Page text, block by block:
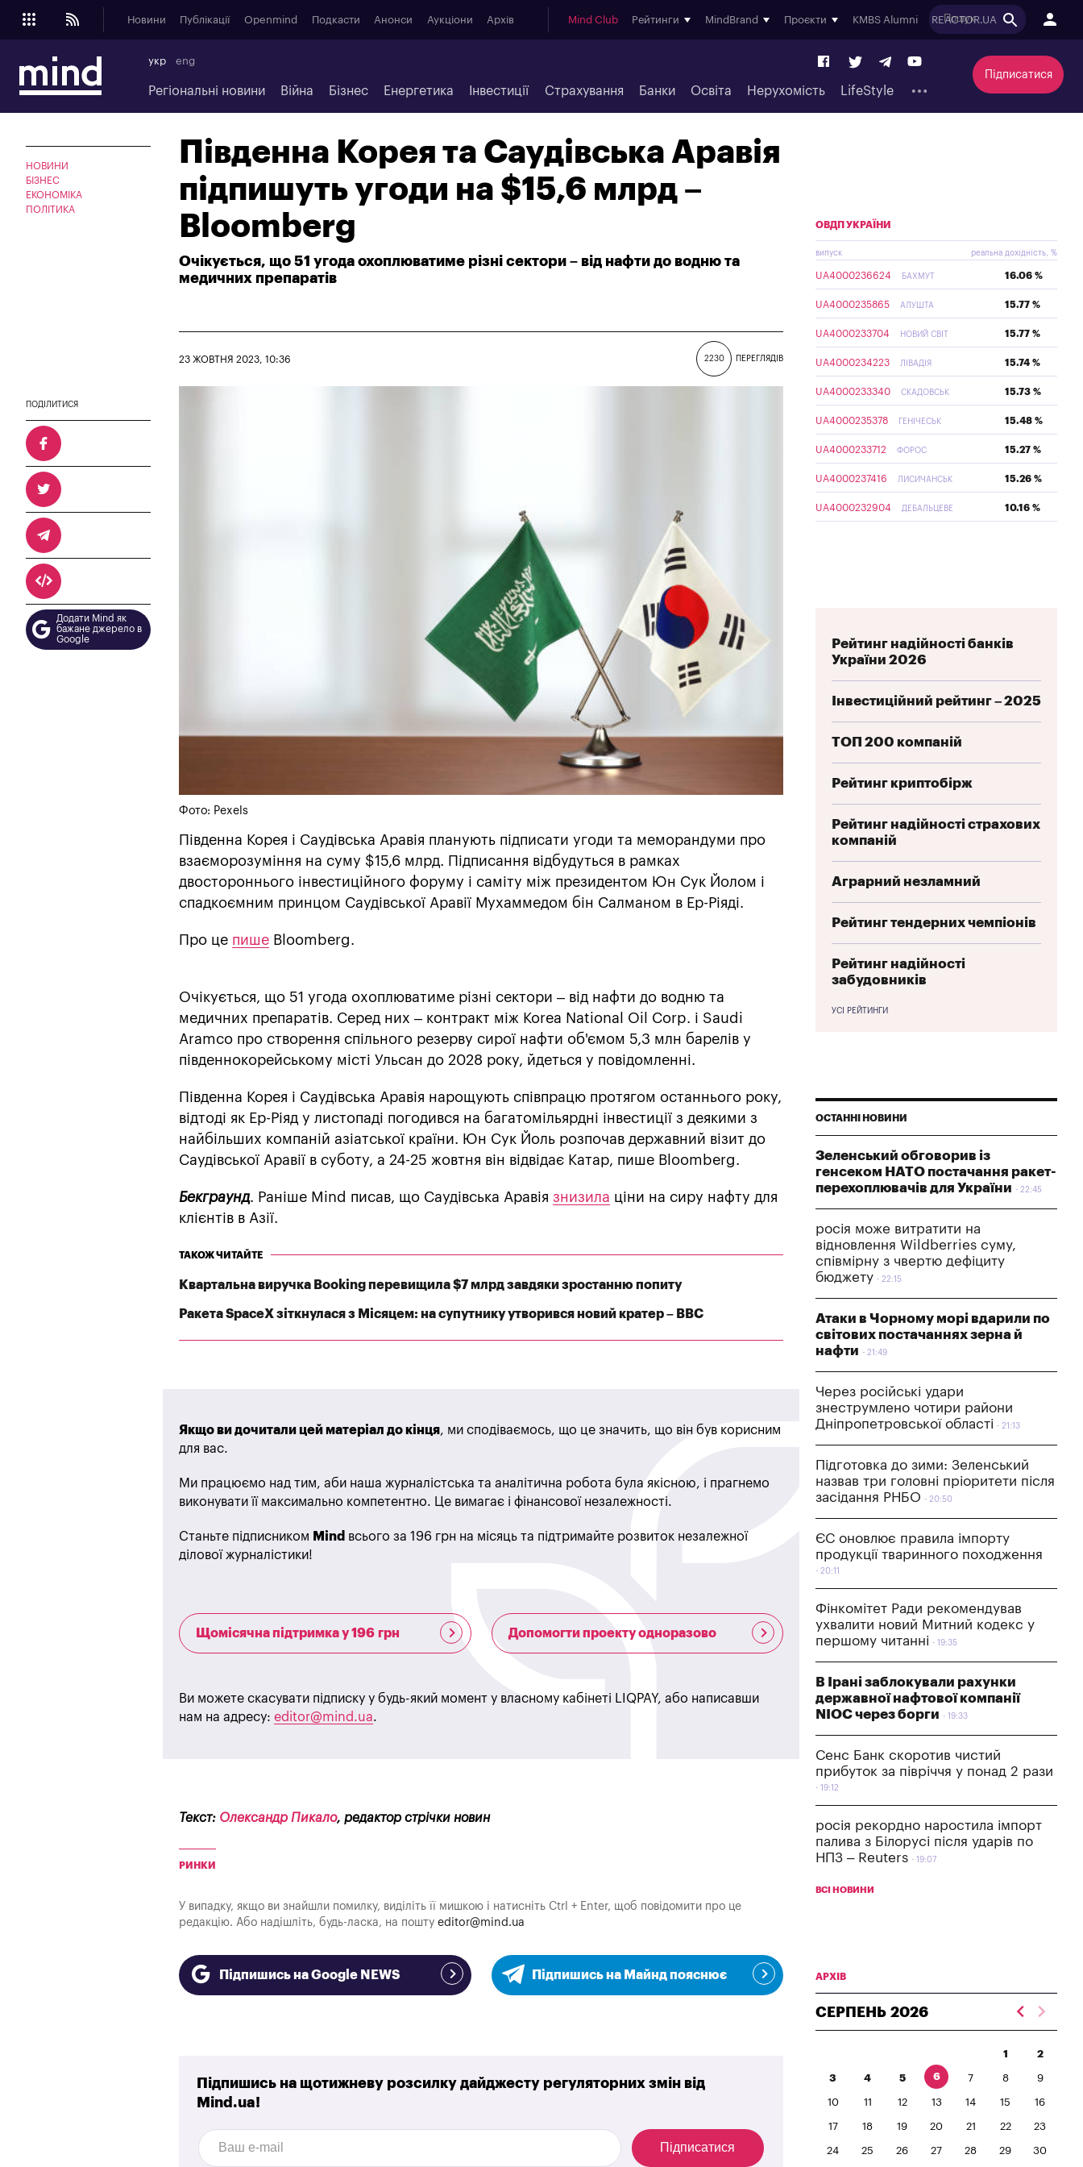
Новини Публікації Openmind Подкасти Анонси Аукціони Архів Mind Club Рейтинги MindBrand Проєкти KMBS Alumni REACTOR.UA
укр eng
Регіональні новини Війна Бізнес Енергетика Інвестиції Страхування Банки Освіта Нерухомість LifeStyle
Підписатися
НОВИНИ
БІЗНЕС
ЕКОНОМІКА
ПОЛІТИКА
Південна Корея та Саудівська Аравія
підпишуть угоди на $15,6 млрд –
Bloomberg
Очікується, що 51 угода охоплюватиме різні сектори – від нафти до водню та
медичних препаратів
2230 ПЕРЕГЛЯДІВ
23 ЖОВТНЯ 2023, 10:36
ПОДІЛИТИСЯ
Додати Mind як
бажане джерело в
Google
Фото: Рexels
Південна Корея і Саудівська Аравія планують підписати угоди та меморандуми про
взаєморозуміння на суму $15,6 млрд. Підписання відбудуться в рамках
двостороннього інвестиційного форуму і саміту між президентом Юн Сук Йолом і
спадкоємним принцом Саудівської Аравії Мухаммедом бін Салманом в Ер-Ріяді.
Про це пише Bloomberg.
Очікується, що 51 угода охоплюватиме різні сектори – від нафти до водню та
медичних препаратів. Серед них – контракт між Korea National Oil Corp. і Saudi
Aramco про створення спільного резерву сирої нафти об'ємом 5,3 млн барелів у
південнокорейському місті Ульсан до 2028 року, йдеться у повідомленні.
Південна Корея і Саудівська Аравія нарощують співпрацю протягом останнього року,
відтоді як Ер-Ріяд у листопаді погодився на багатомільярдні інвестиції з деякими з
найбільших компаній азіатської країни. Юн Сук Йоль розпочав державний візит до
Саудівської Аравії в суботу, а 24-25 жовтня він відвідає Катар, пише Bloomberg.
Бекграунд. Раніше Mind писав, що Саудівська Аравія знизила ціни на сиру нафту для
клієнтів в Азії.
ТАКОЖ ЧИТАЙТЕ
Квартальна виручка Booking перевищила $7 млрд завдяки зростанню попиту
Ракета SpaceX зіткнулася з Місяцем: на супутнику утворився новий кратер – BBC
Якщо ви дочитали цей матеріал до кінця, ми сподіваємось, що це значить, що він був корисним
для вас.
Ми працюємо над тим, аби наша журналістська та аналітична робота була якісною, і прагнемо
виконувати її максимально компетентно. Це вимагає і фінансової незалежності.
Станьте підписником Mind всього за 196 грн на місяць та підтримайте розвиток незалежної
ділової журналістики!
Щомісячна підтримка у 196 грн Допомогти проекту одноразово
Ви можете скасувати підписку у будь-який момент у власному кабінеті LIQPAY, або написавши
нам на адресу: editor@mind.ua.
Текст: Олександр Пикало, редактор стрічки новин
РИНКИ
У випадку, якщо ви знайшли помилку, виділіть її мишкою і натисніть Ctrl + Enter, щоб повідомити про це
редакцію. Або надішліть, будь-ласка, на пошту editor@mind.ua
Підпишись на Google NEWS Підпишись на Майнд пояснює
Підпишись на щотижневу розсилку дайджесту регуляторних змін від
Mind.ua!
Підписатися
ОВДП УКРАЇНИ
випуск реальна дохідність, %
UA4000236624 БАХМУТ 16.06 %
UA4000235865 АЛУШТА 15.77 %
UA4000233704 НОВИЙ СВІТ 15.77 %
UA4000234223 ЛІВАДІЯ 15.74 %
UA4000233340 СКАДОВСЬК 15.73 %
UA4000235378 ГЕНІЧЕСЬК 15.48 %
UA4000233712 ФОРОС 15.27 %
UA4000237416 ЛИСИЧАНСЬК 15.26 %
UA4000232904 ДЕБАЛЬЦЕВЕ 10.16 %
Рейтинг надійності банків
України 2026
Інвестиційний рейтинг – 2025
ТОП 200 компаній
Рейтинг криптобірж
Рейтинг надійності страхових
компаній
Аграрний незламний
Рейтинг тендерних чемпіонів
Рейтинг надійності
забудовників
УСІ РЕЙТИНГИ
ОСТАННІ НОВИНИ
Зеленський обговорив із
генсеком НАТО постачання ракет-
перехоплювачів для України
22:45
росія може витратити на
відновлення Wildberries суму,
співмірну з чвертю дефіциту
бюджету
22:15
Атаки в Чорному морі вдарили по
світових постачаннях зерна й
нафти
21:49
Через російські удари
знеструмлено чотири райони
Дніпропетровської області
21:13
Підготовка до зими: Зеленський
назвав три головні пріоритети після
засідання РНБО
20:50
ЄС оновлює правила імпорту
продукції тваринного походження
20:11
Фінкомітет Ради рекомендував
ухвалити новий Митний кодекс у
першому читанні
19:35
В Ірані заблокували рахунки
державної нафтової компанії
NIOC через борги
19:33
Сенс Банк скоротив чистий
прибуток за півріччя у понад 2 рази
19:12
росія рекордно наростила імпорт
палива з Білорусі після ударів по
НПЗ – Reuters
19:07
ВСІ НОВИНИ
АРХІВ
СЕРПЕНЬ 2026
1 2
3 4 5 6 7 8 9
10 11 12 13 14 15 16
17 18 19 20 21 22 23
24 25 26 27 28 29 30